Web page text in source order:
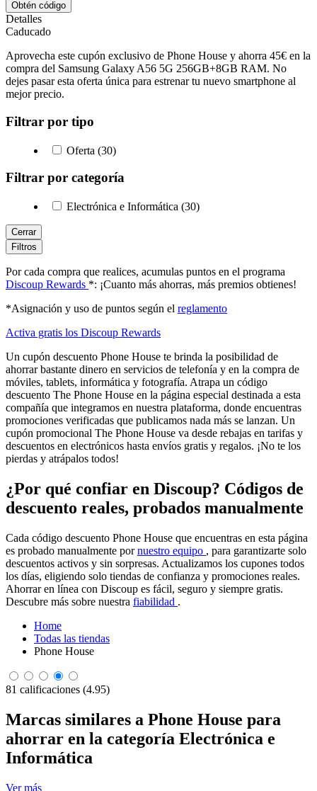
Obtén código
Detalles
Caducado
Aprovecha este cupón exclusivo de Phone House y ahorra 45€ en la
compra del Samsung Galaxy A56 5G 256GB+8GB RAM. No
dejes pasar esta oferta única para estrenar tu nuevo smartphone al
mejor precio.
Filtrar por tipo
Oferta (30)
Filtrar por categoría
Electrónica e Informática (30)
Cerrar
Filtros
Por cada compra que realices, acumulas puntos en el programa
Discoup Rewards *: ¡Cuanto más ahorras, más premios obtienes!
*Asignación y uso de puntos según el reglamento
Activa gratis los Discoup Rewards
Un cupón descuento Phone House te brinda la posibilidad de
ahorrar bastante dinero en servicios de telefonía y en la compra de
móviles, tablets, informática y fotografía. Atrapa un código
descuento The Phone House en la página especial destinada a esta
compañía que integramos en nuestra plataforma, donde encuentras
promociones verificadas que publicamos nada más se lanzan. Un
cupón promocional The Phone House va desde rebajas en tarifas y
descuentos en electrónicos hasta envíos gratis y regalos. ¡No te los
pierdas y atrápalos todos!
¿Por qué confiar en Discoup? Códigos de
descuento reales, probados manualmente
Cada código descuento Phone House que encuentras en esta página
es probado manualmente pornuestro equipo , para garantizarte solo
descuentos activos y sin sorpresas. Actualizamos los cupones todos
los días, eligiendo solo tiendas de confianza y promociones reales.
Ahorrar en línea con Discoup es fácil, seguro y siempre gratis.
Descubre más sobre nuestra fiabilidad .
Home
Todas las tiendas
Phone House
81 calificaciones (4.95)
Marcas similares a Phone House para
ahorrar en la categoría Electrónica e
Informática
Ver más